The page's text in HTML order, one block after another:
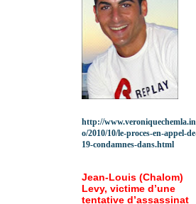
http://
o/2010/10/le-proces-en-appel-
19-condamnes-dans.html
Jean-Louis (Chalom)
Levy, victime d’une
tentative d’assassinat